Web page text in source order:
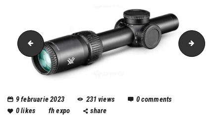
Picture3 Picture6
9 februarie 2023 231 views 0comments
0likes fh expo share